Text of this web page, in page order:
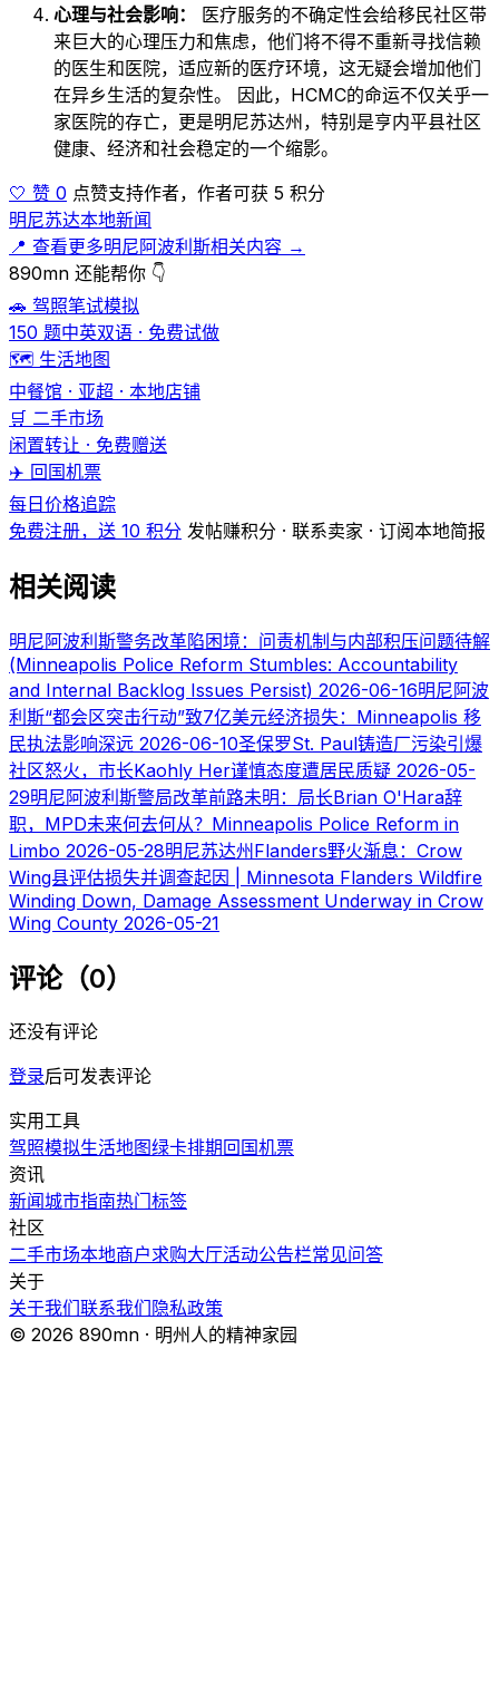
心理与社会影响：
医疗服务的不确定性会给移民社区带
来巨大的心理压力和焦虑，他们将不得不重新寻找信赖
的医生和医院，适应新的医疗环境，这无疑会增加他们
在异乡生活的复杂性。 因此，HCMC的命运不仅关乎一
家医院的存亡，更是明尼苏达州，特别是亨内平县社区
健康、经济和社会稳定的一个缩影。
🤍 赞 0 点赞支持作者，作者可获 5 积分
明尼苏达本地新闻
📍 查看更多明尼阿波利斯相关内容 →
890mn 还能帮你 👇
🚗 驾照笔试模拟
150 题中英双语 · 免费试做
🗺️ 生活地图
中餐馆 · 亚超 · 本地店铺
🛒 二手市场
闲置转让 · 免费赠送
✈️ 回国机票
每日价格追踪
免费注册，送 10 积分 发帖赚积分 · 联系卖家 · 订阅本地简报
相关阅读
明尼阿波利斯警务改革陷困境：问责机制与内部积压问题待解
(Minneapolis Police Reform Stumbles: Accountability
and Internal Backlog Issues Persist) 2026-06-16明尼阿波
利斯“都会区突击行动”致7亿美元经济损失：Minneapolis 移
民执法影响深远 2026-06-10圣保罗St. Paul铸造厂污染引爆
社区怒火，市长Kaohly Her谨慎态度遭居民质疑 2026-05-
29明尼阿波利斯警局改革前路未明：局长Brian O'Hara辞
职，MPD未来何去何从？Minneapolis Police Reform in
Limbo 2026-05-28明尼苏达州Flanders野火渐息：Crow
Wing县评估损失并调查起因 | Minnesota Flanders Wildfire
Winding Down, Damage Assessment Underway in Crow
Wing County 2026-05-21
评论（0）
还没有评论
登录后可发表评论
实用工具
驾照模拟生活地图绿卡排期 回国机票
资讯
新闻城市指南热门标签
社区
二手市场本地商户求购大厅活动公告栏常见问答
关于
关于我们联系我们 隐私政策
© 2026 890mn · 明州人的精神家园